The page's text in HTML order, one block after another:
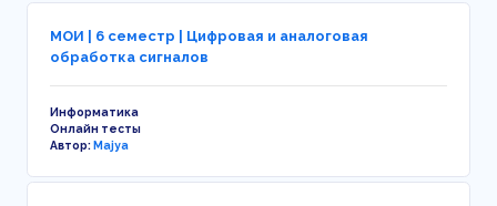
МОИ | 6 семестр | Цифровая и аналоговая
обработка сигналов
Информатика
Онлайн тесты
Автор:Majya